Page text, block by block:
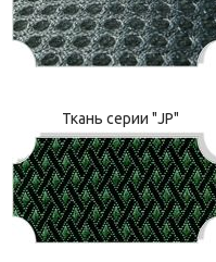
Ткань серии "JP"